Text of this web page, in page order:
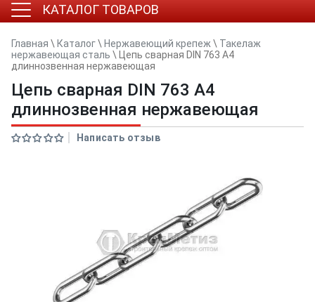
КАТАЛОГ ТОВАРОВ
Главная \ Каталог\ Нержавеющий крепеж \ Такелаж
нержавеющая сталь \
Цепь сварная DIN 763 A4
длиннозвенная нержавеющая
Цепь сварная DIN 763 A4
длиннозвенная нержавеющая
Написать отзыв